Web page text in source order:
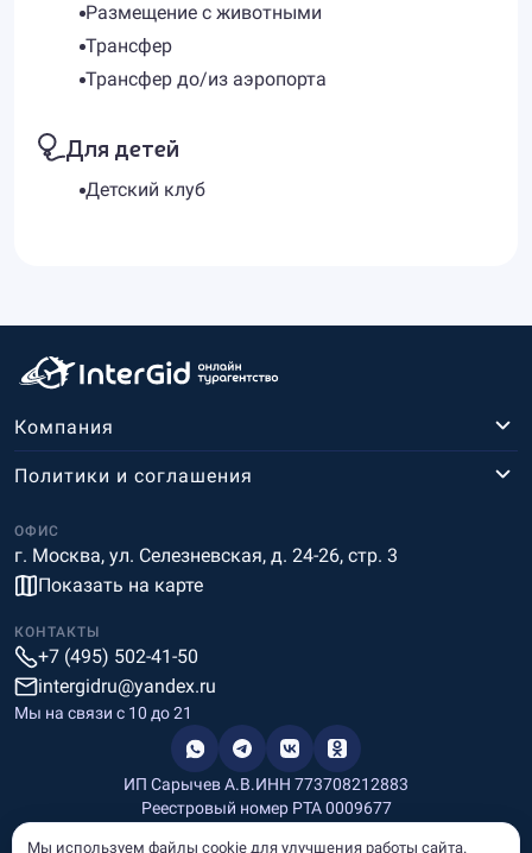
Размещение с животными
Трансфер
Трансфер до/из аэропорта
Для детей
Детский клуб
Компания
ОФИС
г. Москва, ул. Селезневская, д. 24-26, стр. 3
Показать на карте
Политики и соглашения
КОНТАКТЫ
+7 (495) 502-41-50
intergidru@yandex.ru
Мы на связи c 10 до 21
ИП Сарычев А.В.ИНН 773708212883
Реестровый номер РТА 0009677
Мы используем файлы cookie для улучшения работы сайта.